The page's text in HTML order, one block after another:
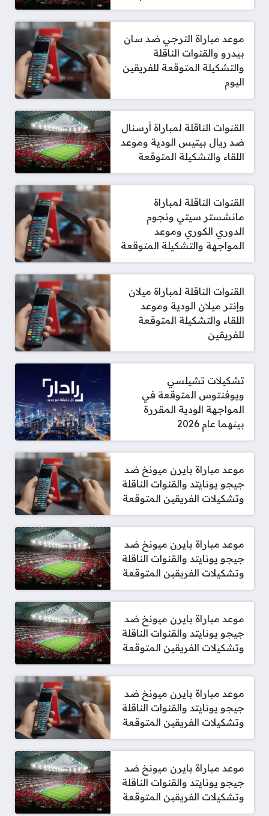
موعد مباراة الترجي ضد سان
بيدرو والقنوات الناقلة
والتشكيلة المتوقعة للفريقين
اليوم
القنوات الناقلة لمباراة أرسنال
ضد ريال بيتيس الودية وموعد
اللقاء والتشكيلة المتوقعة
القنوات الناقلة لمباراة
مانشستر سيتي ونجوم
الدوري الكوري وموعد
المواجهة والتشكيلة المتوقعة
القنوات الناقلة لمباراة ميلان
وإنتر ميلان الودية وموعد
اللقاء والتشكيلة المتوقعة
للفريقين
تشكيلات تشيلسي
ويوفنتوس المتوقعة في
المواجهة الودية المقررة
بينهما عام 2026
موعد مباراة بايرن ميونخ ضد
جيجو يونايتد والقنوات الناقلة
وتشكيلات الفريقين المتوقعة
موعد مباراة بايرن ميونخ ضد
جيجو يونايتد والقنوات الناقلة
وتشكيلات الفريقين المتوقعة
موعد مباراة بايرن ميونخ ضد
جيجو يونايتد والقنوات الناقلة
وتشكيلات الفريقين المتوقعة
موعد مباراة بايرن ميونخ ضد
جيجو يونايتد والقنوات الناقلة
وتشكيلات الفريقين المتوقعة
موعد مباراة بايرن ميونخ ضد
جيجو يونايتد والقنوات الناقلة
وتشكيلات الفريقين المتوقعة